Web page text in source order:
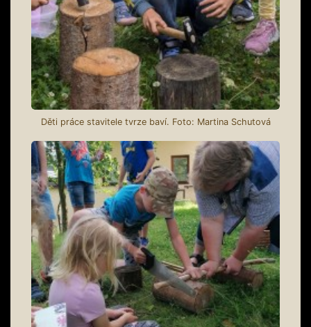
Děti práce stavitele tvrze baví. Foto: Martina Schutová